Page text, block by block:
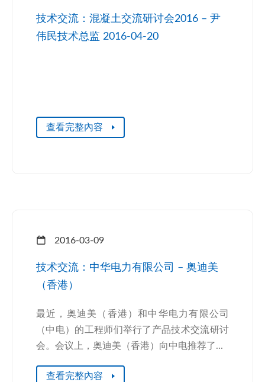
技术交流：混凝土交流研讨会2016 – 尹
伟民技术总监 2016-04-20
查看完整內容
2016-03-09
技术交流：中华电力有限公司 – 奥迪美
（香港）
最近，奥迪美（香港）和中华电力有限公司
（中电）的工程师们举行了产品技术交流研讨
会。会议上，奥迪美（香港）向中电推荐了...
查看完整內容